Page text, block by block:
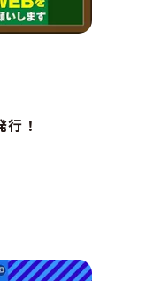
！